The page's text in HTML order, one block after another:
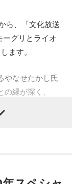
題や取り組み
て1974年より作
ミミ」の音訳、
到着階を知ら
ら、「文化放送
グリとライオ
ます。
やなせたかし氏
縁が深く、
下ろし、晩年に